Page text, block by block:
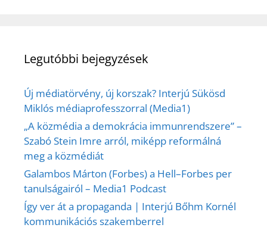
Legutóbbi bejegyzések
Új médiatörvény, új korszak? Interjú Sükösd
Miklós médiaprofesszorral (Media1)
„A közmédia a demokrácia immunrendszere” –
Szabó Stein Imre arról, miképp reformálná
meg a közmédiát
Galambos Márton (Forbes) a Hell–Forbes per
tanulságairól – Media1 Podcast
Így ver át a propaganda | Interjú Bőhm Kornél
kommunikációs szakemberrel